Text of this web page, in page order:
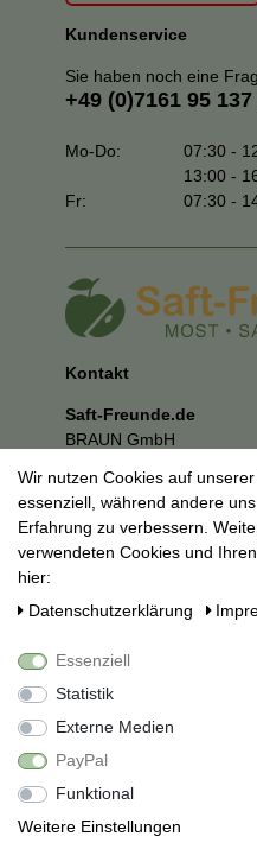
Kundenservice
Sie haben noch eine
+49 (0)7161 95 137
Mo-Do:
07:30 -
13:00 -
Fr:
07:30 -
Kontakt
Saft-Freunde.de
BRAUN GmbH
73037 Göppingen
E-Mail:mail@saft-
Unternehmen
Impressum
Social Media
Wir nutzen Cookies auf
essenziell, während andere
Erfahrung zu verbessern.
verwendeten Cookies und
hier:
Daten­schutz­erklärung
Essenziell
Statistik
Externe Medien
PayPal
Funktional
Weitere Einstellungen